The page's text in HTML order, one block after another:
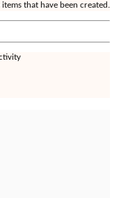
that have been created.